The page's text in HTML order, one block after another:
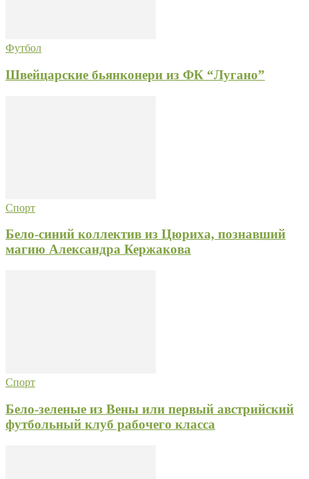
Футбол
Швейцарские бьянконери из ФК “Лугано”
Спорт
Бело-синий коллектив из Цюриха, познавший
магию Александра Кержакова
Спорт
Бело-зеленые из Вены или первый австрийский
футбольный клуб рабочего класса